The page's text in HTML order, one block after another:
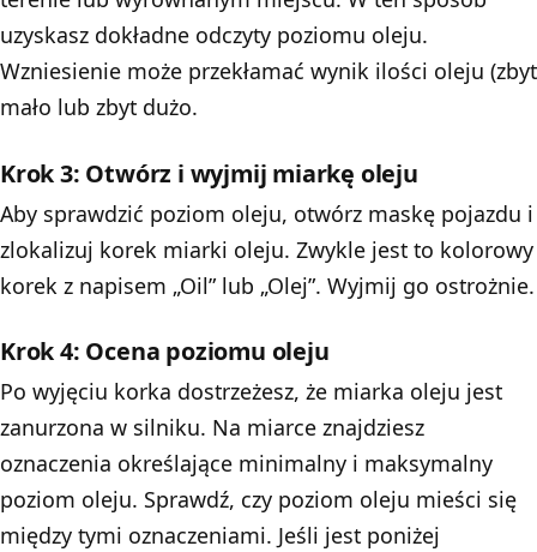
uzyskasz dokładne odczyty poziomu oleju.
Wzniesienie może przekłamać wynik ilości oleju (zbyt
mało lub zbyt dużo.
Krok 3: Otwórz i wyjmij miarkę oleju
Aby sprawdzić poziom oleju, otwórz maskę pojazdu i
zlokalizuj korek miarki oleju. Zwykle jest to kolorowy
korek z napisem „Oil” lub „Olej”. Wyjmij go ostrożnie.
Krok 4: Ocena poziomu oleju
Po wyjęciu korka dostrzeżesz, że miarka oleju jest
zanurzona w silniku. Na miarce znajdziesz
oznaczenia określające minimalny i maksymalny
poziom oleju. Sprawdź, czy poziom oleju mieści się
między tymi oznaczeniami. Jeśli jest poniżej